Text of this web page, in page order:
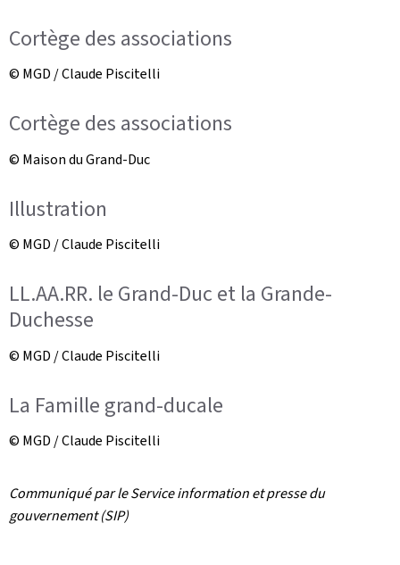
Cortège des associations
© MGD / Claude Piscitelli
Cortège des associations
© Maison du Grand-Duc
Illustration
© MGD / Claude Piscitelli
LL.AA.RR. le Grand-Duc et la Grande-
Duchesse
© MGD / Claude Piscitelli
La Famille grand-ducale
© MGD / Claude Piscitelli
Communiqué par le Service information et presse du
gouvernement (SIP)